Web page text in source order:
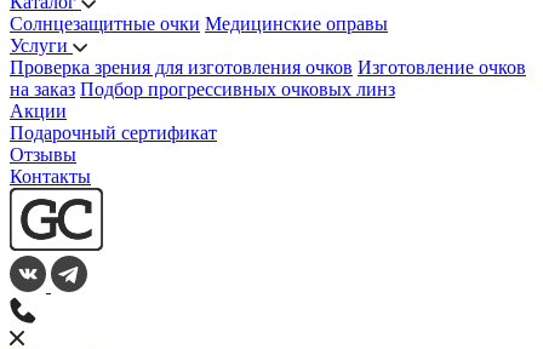
Солнцезащитные очки Медицинские оправы
Услуги
Проверка зрения для изготовления очков Изготовление очков
на заказ Подбор прогрессивных очковых линз
Акции
Подарочный сертификат
Отзывы
Контакты